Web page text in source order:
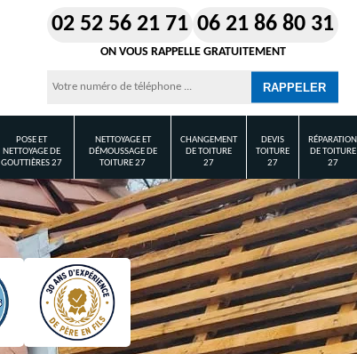
02 52 56 21 71 06 21 86 80 31
ON VOUS RAPPELLE GRATUITEMENT
POSE ET
NETTOYAGE DE
GOUTTIÈRES 27
NETTOYAGE ET
DÉMOUSSAGE DE
TOITURE 27
CHANGEMENT
DE TOITURE
27
DEVIS
TOITURE
27
RÉPARATION
DE TOITURE
27